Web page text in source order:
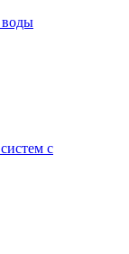
воды
с